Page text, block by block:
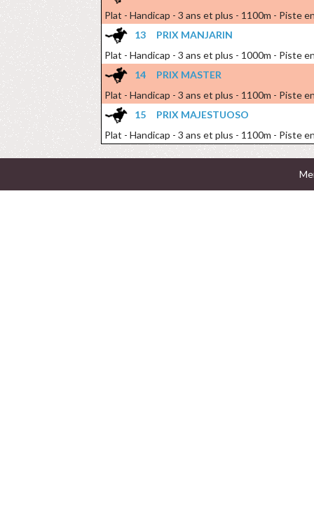
Plat - Handicap - 3 ans et plus - 1100m - Piste
13
PRIX MANJARIN
Plat - Handicap - 3 ans et plus - 1000m - Piste
14
PRIX MASTER
Plat - Handicap - 3 ans et plus - 1100m - Piste
15
PRIX MAJESTUOSO
Plat - Handicap - 3 ans et plus - 1100m - Piste